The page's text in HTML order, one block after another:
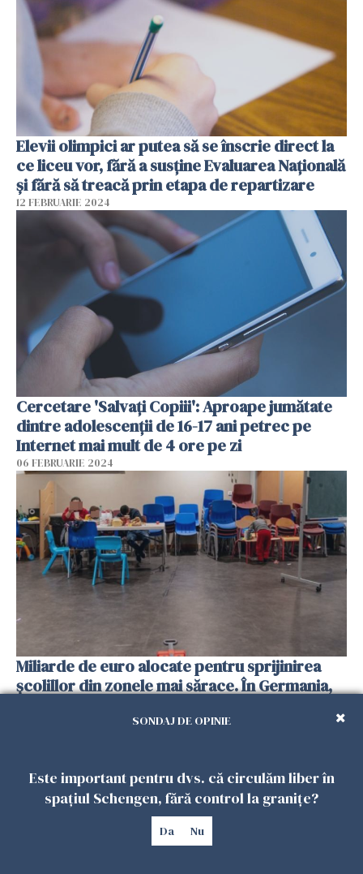
Elevii olimpici ar putea să se înscrie direct la
ce liceu vor, fără a susține Evaluarea Națională
și fără să treacă prin etapa de repartizare
12 FEBRUARIE 2024
Cercetare 'Salvaţi Copiii': Aproape jumătate
dintre adolescenţii de 16-17 ani petrec pe
Internet mai mult de 4 ore pe zi
06 FEBRUARIE 2024
Miliarde de euro alocate pentru sprijinirea
şcolillor din zonele mai sărace. În Germania,
SONDAJ DE OPINIE
Este important pentru dvs. că circulăm liber în
spațiul Schengen, fără control la granițe?
Da Nu